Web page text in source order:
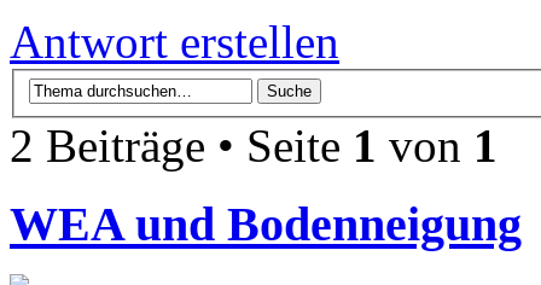
Antwort erstellen
2 Beiträge • Seite 1 von 1
WEA und Bodenneigung